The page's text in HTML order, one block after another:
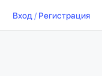
Вход/ Регистрация